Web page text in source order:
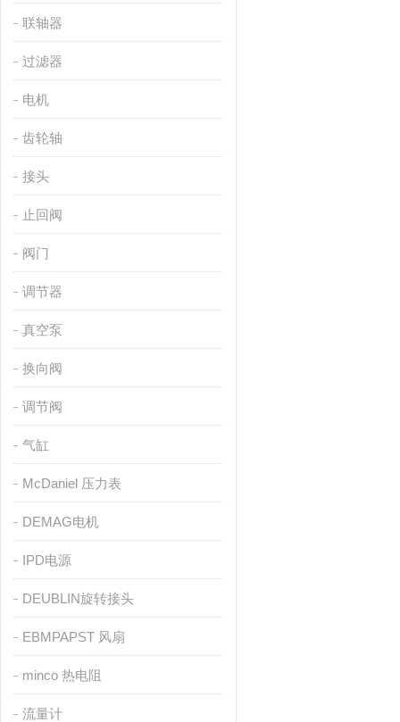
联轴器
过滤器
电机
齿轮轴
接头
止回阀
阀门
调节器
真空泵
换向阀
调节阀
气缸
McDaniel 压力表
DEMAG电机
IPD电源
DEUBLIN旋转接头
EBMPAPST 风扇
minco 热电阻
流量计